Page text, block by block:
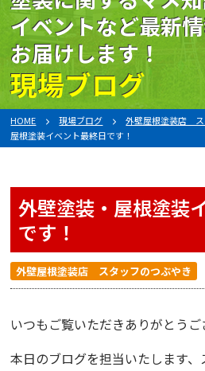
イベントなど最新
お届けします！
現場ブログ
HOME 現場ブログ 外壁屋根塗装店 ス
屋根塗装イベント最終日です！
外壁塗装・屋根塗装
です！
外壁屋根塗装店 スタッフのつぶやき
いつもご覧いただきありがとうご
本日のブログを担当いたします